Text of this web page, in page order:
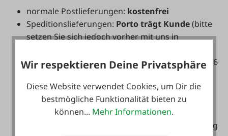
normale Postlieferungen: kostenfrei
Speditionslieferungen: Porto trägt Kunde(bitte
setzen Sie sich jedoch vorher mit uns in
per Mail:info@faie.at , per Telefon: +43(0)7672 716
Für die wirksame Ausübung Ihres
Widerrufsrechts stellt eine vorherige
Kontaktaufnahme mit der Reklamationsabteilung
Wir respektieren Deine Privatsphäre
Diese Website verwendet Cookies, um Dir die
bestmögliche Funktionalität bieten zu
können... Mehr Informationen.